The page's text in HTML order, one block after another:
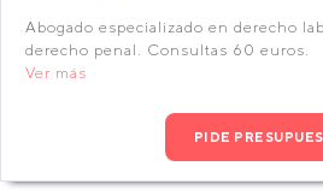
Abogado especializado en derecho
derecho penal. Consultas 60 euros.
Ver más
PIDE